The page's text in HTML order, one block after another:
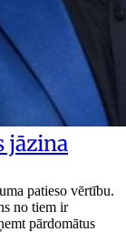
jāzina
patieso vērtību.
no tiem ir
pārdomātus